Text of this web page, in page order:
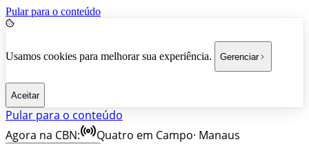
Pular para o conteúdo
Usamos cookies para melhorar sua experiência. Gerenciar
Aceitar
Pular para o conteúdo
Agora na CBN:
Quatro em Campo· Manaus